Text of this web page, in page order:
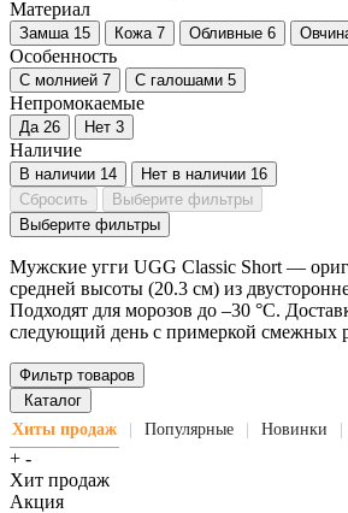
Материал
Замша 15 Кожа 7 Обливные 6
Особенность
С молнией 7 С галошами 5
Непромокаемые
Да 26 Нет 3
Наличие
В наличии 14 Нет в наличии 16
Сбросить
Выберите фильтры
Выберите фильтры
Мужские угги UGG Classic Short —
средней высоты (20.3 см) из
Подходят для морозов до –30 °C.
следующий день с примеркой смежных
Фильтр товаров
Каталог
Хиты продаж
Популярные Новинки
+ -
Хит продаж
Акция